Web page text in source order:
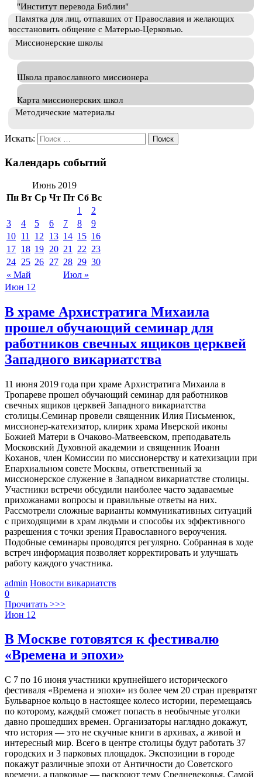
"Институт перевода Библии"
Памятка для лиц, отпавших от Православия и желающих
восстановить общение с Матерью-Церковью.
Миссионерские школы
Школа православного миссионера
Карта миссионерских школ
Методические материалы
Искать:
Календарь событий
Июнь 2019
Пн Вт Ср Чт Пт Сб Вс
« Май Июл »
1
2
3
4 5 6 7 8
9
10 11 12 13 14 15 16
17 18 19 20 21 22 23
24 25 26 27 28 29 30
Июн 12
В храме Архистратига Михаила
прошел обучающий семинар для
работников свечных ящиков церквей
Западного викариатства
11 июня 2019 года при храме Архистратига Михаила в
Тропареве прошел обучающий семинар для работников
свечных ящиков церквей Западного викариатства
столицы.Семинар провели священник Илия Письменюк,
миссионер-катехизатор, клирик храма Иверской иконы
Божией Матери в Очаково-Матвеевском, преподаватель
Московский Духовной академии и священник Иоанн
Коханов, член Комиссии по миссионерству и катехизации при
Епархиальном совете Москвы, ответственный за
миссионерское служение в Западном викариатстве столицы.
Участники встречи обсудили наиболее часто задаваемые
прихожанами вопросы и правильные ответы на них.
Рассмотрели сложные варианты коммуникативных ситуаций
с приходящими в храм людьми и способы их эффективного
разрешения с точки зрения Православного вероучения.
Подобные семинары проводятся регулярно. Собранная в ходе
встреч информация позволяет корректировать и улучшать
работу каждого участника.
admin Новости викариатств
0
Прочитать >>>
Июн 12
В Москве готовятся к фестивалю
«Времена и эпохи»
С 7 по 16 июня участники крупнейшего исторического
фестиваля «Времена и эпохи» из более чем 20 стран превратят
Бульварное кольцо в настоящее колесо истории, перемещаясь
по которому, каждый сможет попасть в необычные уголки
давно прошедших времен. Организаторы наглядно докажут,
что история — это не скучные книги в архивах, а живой и
интересный мир. Всего в центре столицы будут работать 37
городских и 3 парковых площадок. Экспозиции в городе
покажут различные эпохи от Античности до Советского
времени, а парковые — раскроют тему Средневековья. Самой